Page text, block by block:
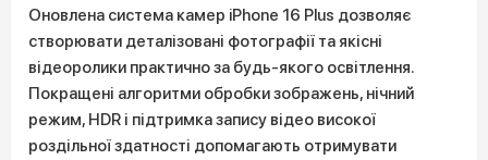
Оновлена система камер iPhone 16 Plus дозволяє
створювати деталізовані фотографії та якісні
відеоролики практично за будь-якого освітлення.
Покращені алгоритми обробки зображень, нічний
режим, HDR і підтримка запису відео високої
роздільної здатності допомагають отримувати